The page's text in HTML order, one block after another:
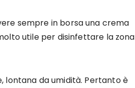
sempre in borsa una crema
utile per disinfettare la zona
lontana da umidità. Pertanto è